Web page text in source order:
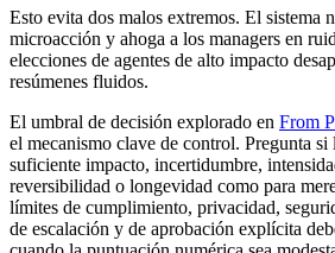
Esto evita dos malos extremos. El sistema
microacción y ahoga a los managers en
elecciones de agentes de alto impacto
resúmenes fluidos.
El umbral de decisión explorado en From
el mecanismo clave de control. Pregunta si
suficiente impacto, incertidumbre,
reversibilidad o longevidad como para
límites de cumplimiento, privacidad,
de escalación y de aprobación explícita